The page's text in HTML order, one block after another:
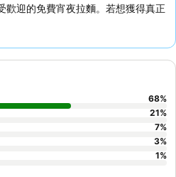
歡迎的免費宵夜拉麵。若想獲得真正
68%
21%
7%
3%
1%